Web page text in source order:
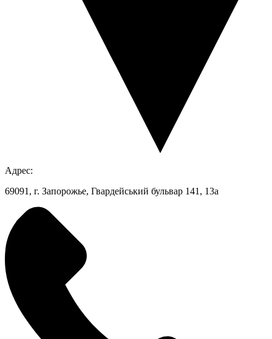
Адрес:
69091, г. Запорожье, Гвардейський бульвар 141, 13а